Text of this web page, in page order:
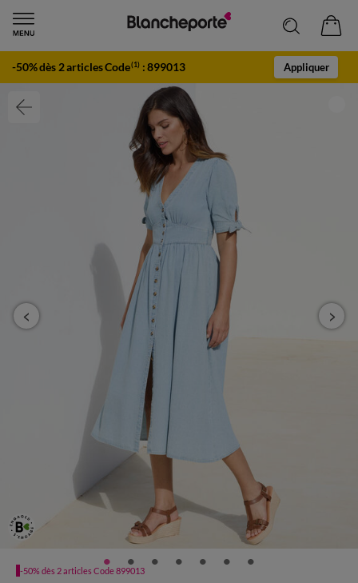
-50% dès 2 articles Code(1) :899013 Appliquer
-50% dès 2 articles Code 899013